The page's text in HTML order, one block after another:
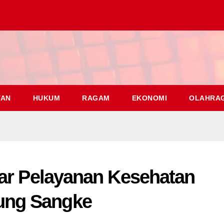
HUKUM RAGAM EKONOMI
Pelayanan Kesehatan
Sangke